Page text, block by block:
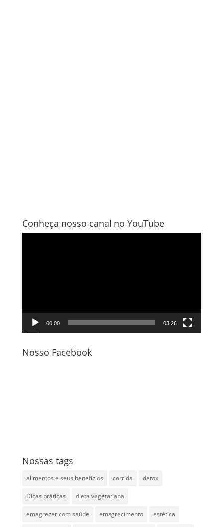
Conheça nosso canal no YouTube
00:00 03:26
Nosso Facebook
Nossas tags
alimentos e seus benefícios corrida detox
Dicas práticas dieta vegetariana
emagrecer com saúde emagrecimento estética